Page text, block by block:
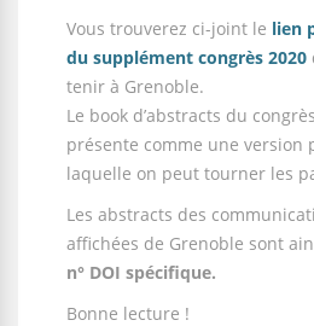
Vous trouverez ci-joint le lien
du supplément congrès 2020
tenir à Grenoble.
Le book d’abstracts du
présente comme une version
laquelle on peut tourner les
Les abstracts des
affichées de Grenoble sont
n° DOI spécifique.
Bonne lecture !